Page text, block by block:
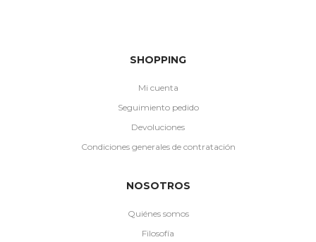
SHOPPING
Mi cuenta
Seguimiento pedido
Devoluciones
Condiciones generales de contratación
NOSOTROS
Quiénes somos
Filosofía